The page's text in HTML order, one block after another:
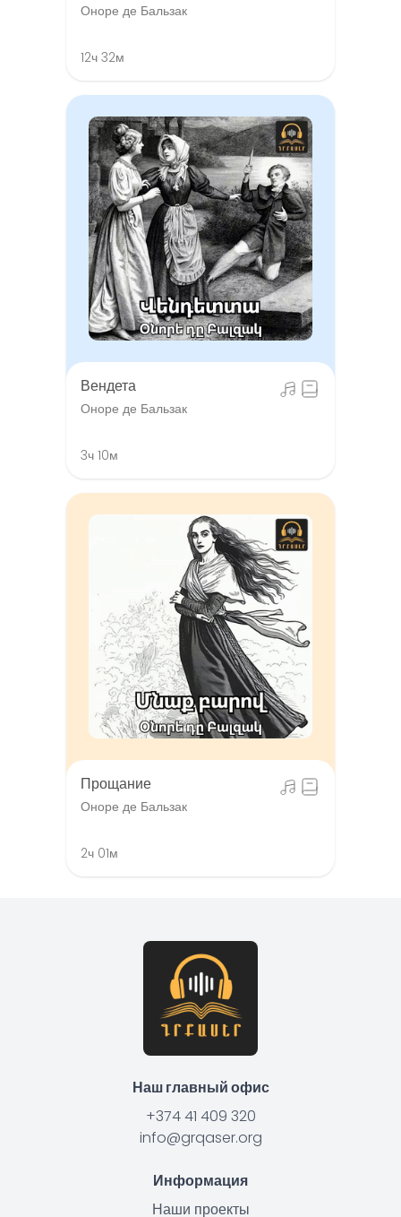
Оноре де Бальзак
12ч 32м
Вендета
Оноре де Бальзак
3ч 10м
Прощание
Оноре де Бальзак
2ч 01м
Наш главный офис
+374 41 409 320
info@grqaser.org
Информация
Наши проекты